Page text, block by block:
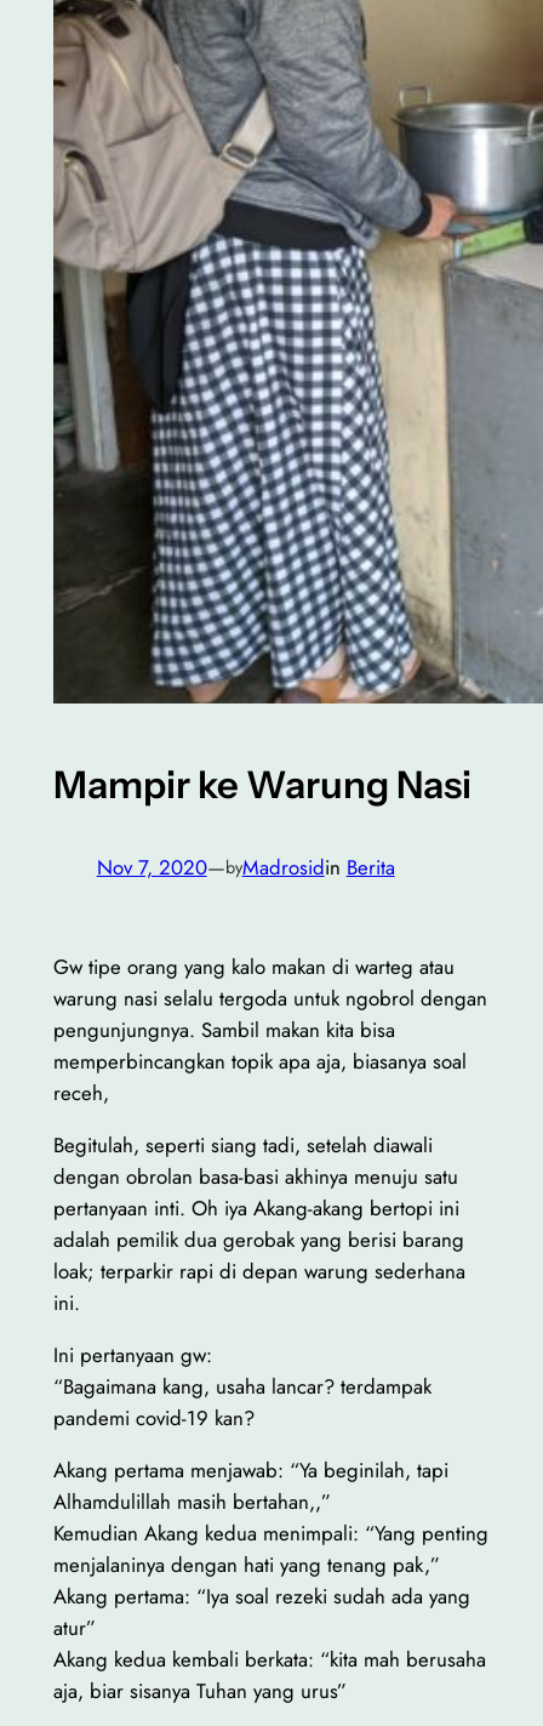
Mampir ke Warung Nasi
Nov 7, 2020—byMadrosidin Berita
Gw tipe orang yang kalo makan di warteg atau
warung nasi selalu tergoda untuk ngobrol dengan
pengunjungnya. Sambil makan kita bisa
memperbincangkan topik apa aja, biasanya soal
receh,
Begitulah, seperti siang tadi, setelah diawali
dengan obrolan basa-basi akhinya menuju satu
pertanyaan inti. Oh iya Akang-akang bertopi ini
adalah pemilik dua gerobak yang berisi barang
loak; terparkir rapi di depan warung sederhana
ini.
Ini pertanyaan gw:
“Bagaimana kang, usaha lancar? terdampak
pandemi covid-19 kan?
Akang pertama menjawab: “Ya beginilah, tapi
Alhamdulillah masih bertahan,,”
Kemudian Akang kedua menimpali: “Yang penting
menjalaninya dengan hati yang tenang pak,”
Akang pertama: “Iya soal rezeki sudah ada yang
atur”
Akang kedua kembali berkata: “kita mah berusaha
aja, biar sisanya Tuhan yang urus”